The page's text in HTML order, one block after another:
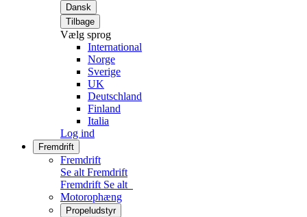
Dansk
Tilbage
Vælg sprog
International
Norge
Sverige
UK
Deutschland
Finland
Italia
Log ind
Fremdrift
Fremdrift
Se alt Fremdrift
Fremdrift Se alt
Motorophæng
Propeludstyr